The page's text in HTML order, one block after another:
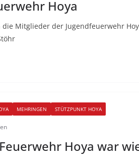
Hoya
Mitglieder der Jugendfeuerwehr
MEHRINGEN STÜTZPUNKT HOYA
Hoya war